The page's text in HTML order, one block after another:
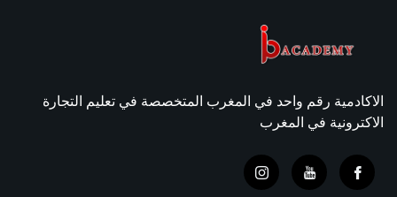
الاكادمية رقم واحد في المغرب المتخصصة في تعليم التجارة
الاكترونية في المغرب